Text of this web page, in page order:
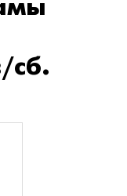
сб.